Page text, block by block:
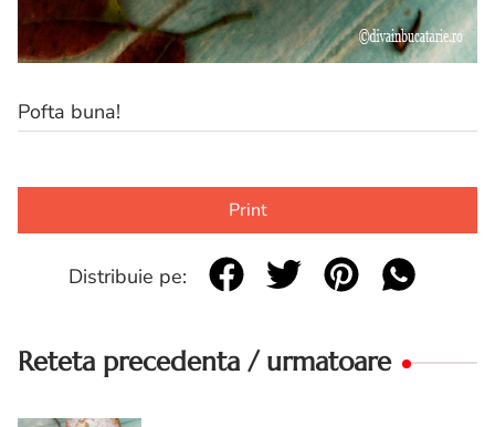
Pofta buna!
Print
Distribuie pe:
Reteta precedenta / urmatoare